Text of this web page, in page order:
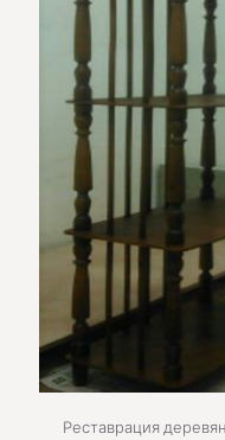
Реставрация